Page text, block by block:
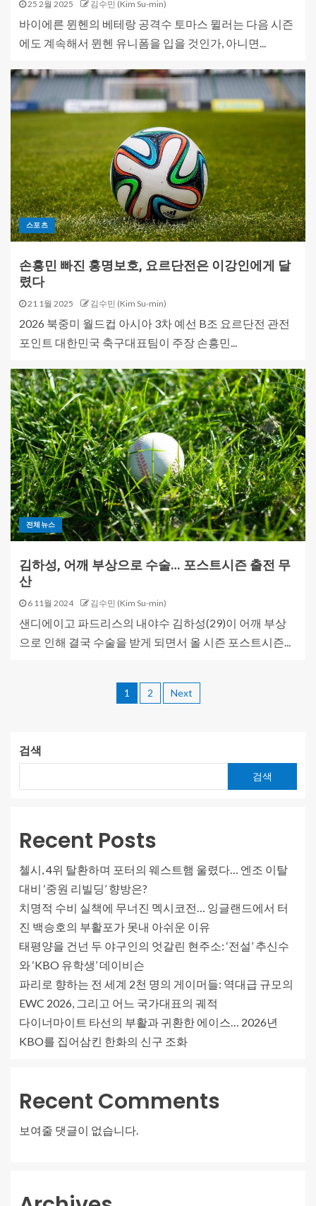
25 2월 2025 김수민 (Kim Su-min)
바이에른 뮌헨의 베테랑 공격수 토마스 뮐러는 다음 시즌
에도 계속해서 뮌헨 유니폼을 입을 것인가, 아니면...
스포츠
손흥민 빠진 홍명보호, 요르단전은 이강인에게 달
렸다
21 1월 2025 김수민 (Kim Su-min)
2026 북중미 월드컵 아시아 3차 예선 B조 요르단전 관전
포인트 대한민국 축구대표팀이 주장 손흥민...
전체뉴스
김하성, 어깨 부상으로 수술… 포스트시즌 출전 무
산
6 11월 2024 김수민 (Kim Su-min)
샌디에이고 파드리스의 내야수 김하성(29)이 어깨 부상
으로 인해 결국 수술을 받게 되면서 올 시즌 포스트시즌...
1 2 Next
검색
검색
Recent Posts
첼시, 4위 탈환하며 포터의 웨스트햄 울렸다… 엔조 이탈
대비 ‘중원 리빌딩’ 향방은?
치명적 수비 실책에 무너진 멕시코전… 잉글랜드에서 터
진 백승호의 부활포가 못내 아쉬운 이유
태평양을 건넌 두 야구인의 엇갈린 현주소: ‘전설’ 추신수
와 ‘KBO 유학생’ 데이비슨
파리로 향하는 전 세계 2천 명의 게이머들: 역대급 규모의
EWC 2026, 그리고 어느 국가대표의 궤적
다이너마이트 타선의 부활과 귀환한 에이스… 2026년
KBO를 집어삼킨 한화의 신구 조화
Recent Comments
보여줄 댓글이 없습니다.